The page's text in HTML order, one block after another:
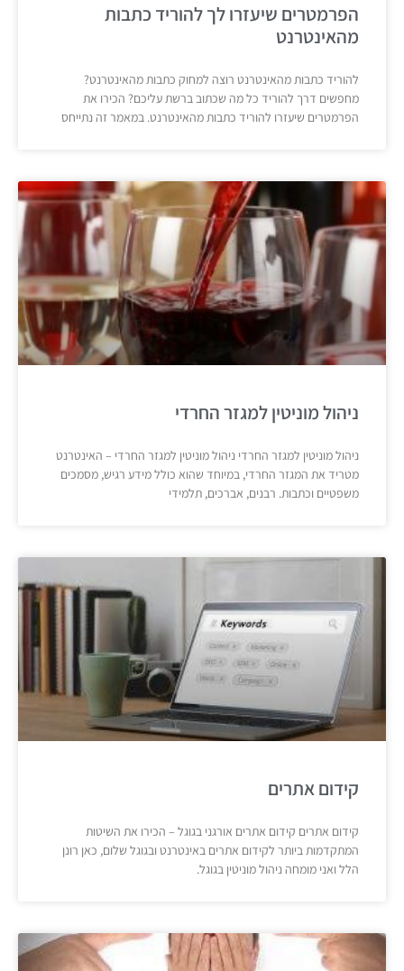
הפרמטרים שיעזרו לך להוריד כתבות
מהאינטרנט
להוריד כתבות מהאינטרנט רוצה למחוק כתבות מהאינטרנט?
מחפשים דרך להוריד כל מה שכתוב ברשת עליכם? הכירו את
הפרמטרים שיעזרו להוריד כתבות מהאינטרנט. במאמר זה נתייחס
ניהול מוניטין למגזר החרדי
ניהול מוניטין למגזר החרדי ניהול מוניטין למגזר החרדי – האינטרנט
מטריד את המגזר החרדי, במיוחד שהוא כולל מידע רגיש, מסמכים
משפטיים וכתבות. רבנים, אברכים, תלמידי
קידום אתרים
קידום אתרים קידום אתרים אורגני בגוגל – הכירו את השיטות
המתקדמות ביותר לקידום אתרים באינטרנט ובגוגל שלום, כאן רונן
הלל ואני מומחה ניהול מוניטין בגוגל.